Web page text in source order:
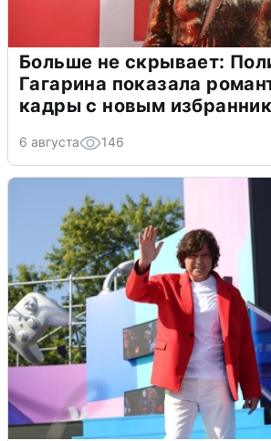
Больше не скрывает:
Гагарина показала
кадры с новым
6 августа 146